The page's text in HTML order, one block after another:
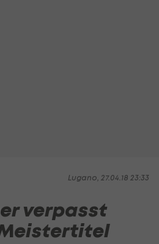
Lugano, 27.04.18 23:33
verpasst